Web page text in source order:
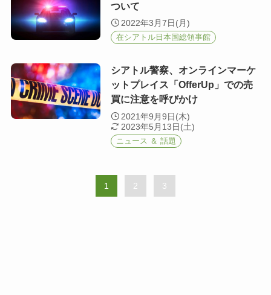
ついて
2022年3月7日(月)
在シアトル日本国総領事館
シアトル警察、オンラインマーケ
ットプレイス「OfferUp」での売
買に注意を呼びかけ
2021年9月9日(木)
2023年5月13日(土)
ニュース ＆ 話題
1 2 3